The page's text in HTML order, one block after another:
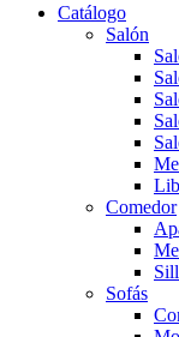
Catálogo
Salón
Comedor
Sofás